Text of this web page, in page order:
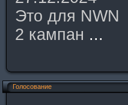
Это для NWN
2 кампан ...
Голосование